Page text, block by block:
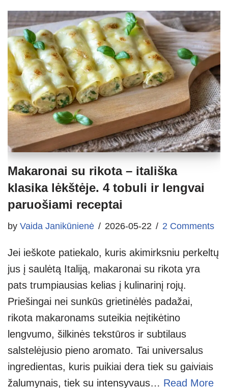
Makaronai su rikota – itališka
klasika lėkštėje. 4 tobuli ir lengvai
paruošiami receptai
by Vaida Janikūnienė 2026-05-22 2 Comments
Jei ieškote patiekalo, kuris akimirksniu perkeltų
jus į saulėtą Italiją, makaronai su rikota yra
pats trumpiausias kelias į kulinarinį rojų.
Priešingai nei sunkūs grietinėlės padažai,
rikota makaronams suteikia neįtikėtino
lengvumo, šilkinės tekstūros ir subtilaus
salstelėjusio pieno aromato. Tai universalus
ingredientas, kuris puikiai dera tiek su gaiviais
žalumynais, tiek su intensyvaus… Read More